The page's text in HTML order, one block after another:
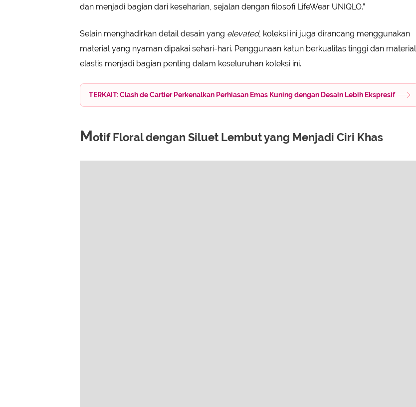
dan menjadi bagian dari keseharian, sejalan dengan filosofi LifeWear UNIQLO.”
Selain menghadirkan detail desain yang elevated, koleksi ini juga dirancang menggunakan
material yang nyaman dipakai sehari-hari. Penggunaan katun berkualitas tinggi dan material
elastis menjadi bagian penting dalam keseluruhan koleksi ini.
TERKAIT: Clash de Cartier Perkenalkan Perhiasan Emas Kuning dengan Desain Lebih Ekspresif
Motif Floral dengan Siluet Lembut yang Menjadi Ciri Khas